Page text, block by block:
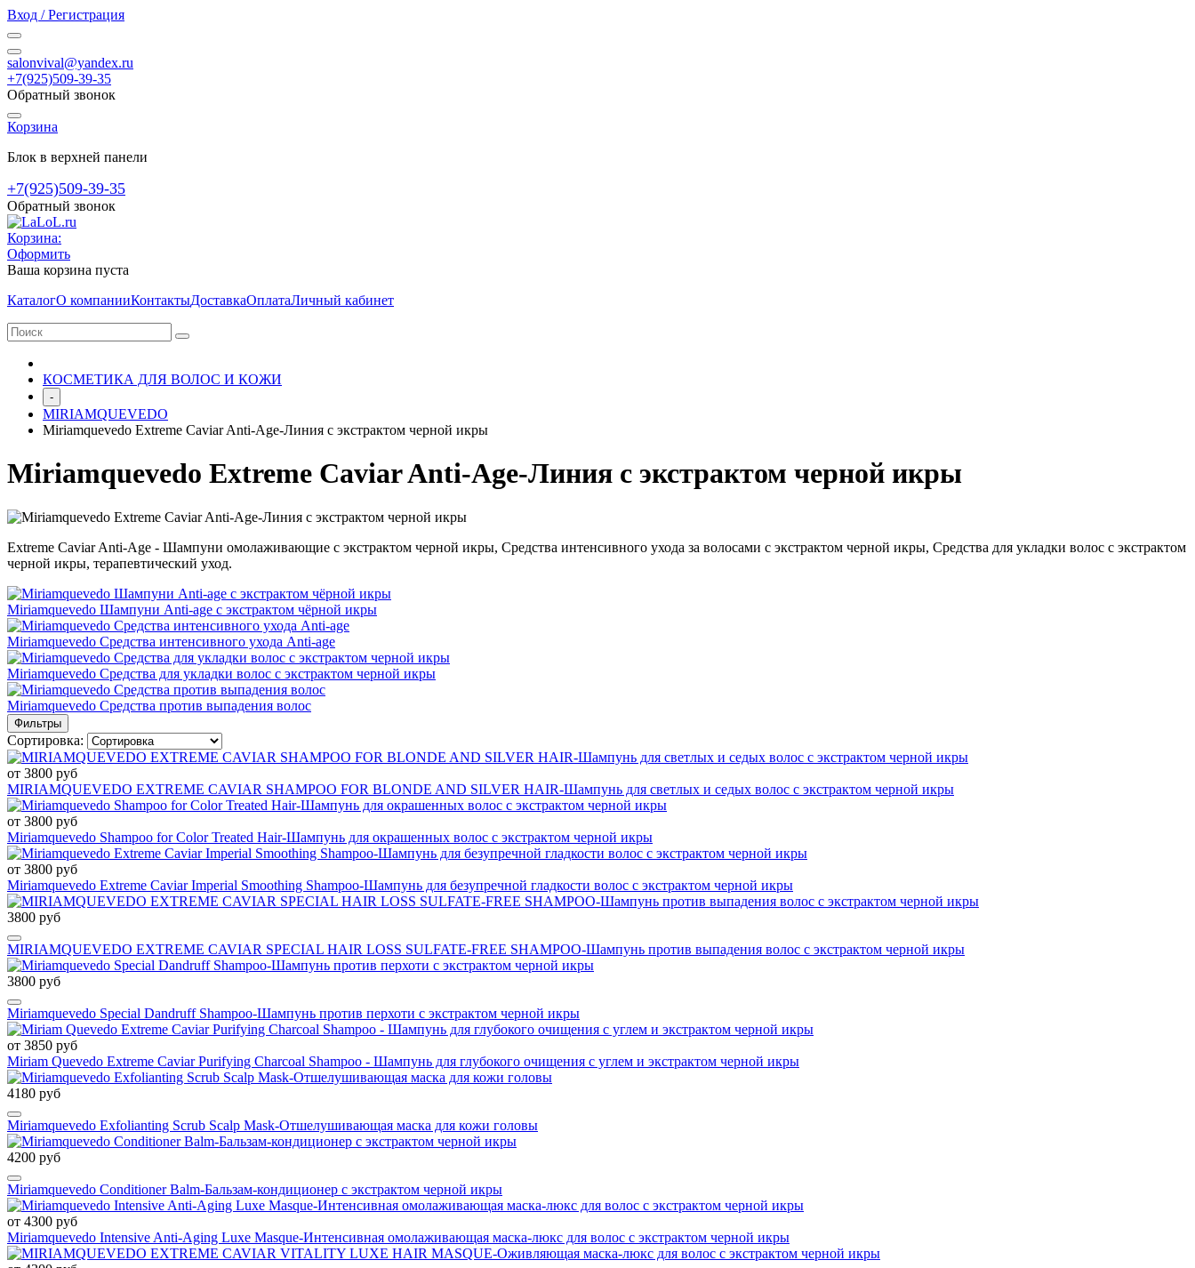
Вход / Регистрация
salonvival@yandex.ru
+7(925)509-39-35
Обратный звонок
Корзина
Блок в верхней панели
+7(925)509-39-35
Обратный звонок
Корзина:
Оформить
Ваша корзина пуста
КаталогО компанииКонтактыДоставкаОплатаЛичный кабинет
КОСМЕТИКА ДЛЯ ВОЛОС И КОЖИ
-
MIRIAMQUEVEDO
Miriamquevedo Extreme Caviar Anti-Age-Линия с экстрактом черной икры
Miriamquevedo Extreme Caviar Anti-Age-Линия с экстрактом черной икры
Extreme Caviar Anti-Age - Шампуни омолаживающие с экстрактом черной икры, Средства интенсивного ухода за волосами с экстрактом черной икры, Средства для укладки волос с экстрактом
черной икры, терапевтический уход.
Miriamquevedo Шампуни Anti-age с экстрактом чёрной икры
Miriamquevedo Средства интенсивного ухода Anti-age
Miriamquevedo Средства для укладки волос с экстрактом черной икры
Miriamquevedo Средства против выпадения волос
Фильтры
Сортировка:
от 3800 руб
MIRIAMQUEVEDO EXTREME CAVIAR SHAMPOO FOR BLONDE AND SILVER HAIR-Шампунь для светлых и седых волос с экстрактом черной икры
от 3800 руб
Miriamquevedo Shampoo for Color Treated Hair-Шампунь для окрашенных волос с экстрактом черной икры
от 3800 руб
Miriamquevedo Extreme Caviar Imperial Smoothing Shampoo-Шампунь для безупречной гладкости волос с экстрактом черной икры
3800 руб
MIRIAMQUEVEDO EXTREME CAVIAR SPECIAL HAIR LOSS SULFATE-FREE SHAMPOO-Шампунь против выпадения волос с экстрактом черной икры
3800 руб
Miriamquevedo Special Dandruff Shampoo-Шампунь против перхоти с экстрактом черной икры
от 3850 руб
Miriam Quevedo Extreme Caviar Purifying Charcoal Shampoo - Шампунь для глубокого очищения с углем и экстрактом черной икры
4180 руб
Miriamquevedo Exfolianting Scrub Scalp Mask-Отшелушивающая маска для кожи головы
4200 руб
Miriamquevedo Conditioner Balm-Бальзам-кондиционер с экстрактом черной икры
от 4300 руб
Miriamquevedo Intensive Anti-Aging Luxe Masque-Интенсивная омолаживающая маска-люкс для волос с экстрактом черной икры